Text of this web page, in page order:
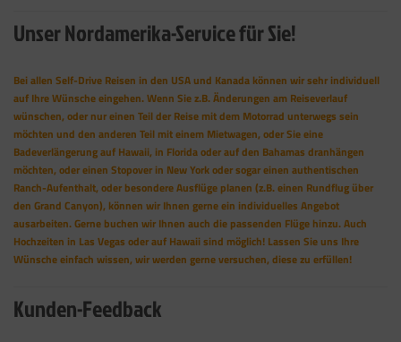
Unser Nordamerika-Service für Sie!
Bei allen Self-Drive Reisen in den USA und Kanada können wir sehr individuell
auf Ihre Wünsche eingehen. Wenn Sie z.B. Änderungen am Reiseverlauf
wünschen, oder nur einen Teil der Reise mit dem Motorrad unterwegs sein
möchten und den anderen Teil mit einem Mietwagen, oder Sie eine
Badeverlängerung auf Hawaii, in Florida oder auf den Bahamas dranhängen
möchten, oder einen Stopover in New York oder sogar einen authentischen
Ranch-Aufenthalt, oder besondere Ausflüge planen (z.B. einen Rundflug über
den Grand Canyon), können wir Ihnen gerne ein individuelles Angebot
ausarbeiten. Gerne buchen wir Ihnen auch die passenden Flüge hinzu. Auch
Hochzeiten in Las Vegas oder auf Hawaii sind möglich! Lassen Sie uns Ihre
Wünsche einfach wissen, wir werden gerne versuchen, diese zu erfüllen!
Kunden-Feedback